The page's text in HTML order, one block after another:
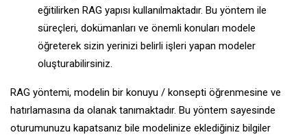
eğitilirken RAG yapısı kullanılmaktadır. Bu yöntem ile
süreçleri, dokümanları ve önemli konuları modele
öğreterek sizin yerinizi belirli işleri yapan modeler
oluşturabilirsiniz.
RAG yöntemi, modelin bir konuyu / konsepti öğrenmesine ve
hatırlamasına da olanak tanımaktadır. Bu yöntem sayesinde
oturumunuzu kapatsanız bile modelinize eklediğiniz bilgiler